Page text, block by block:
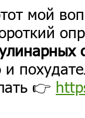
мой
и
👉